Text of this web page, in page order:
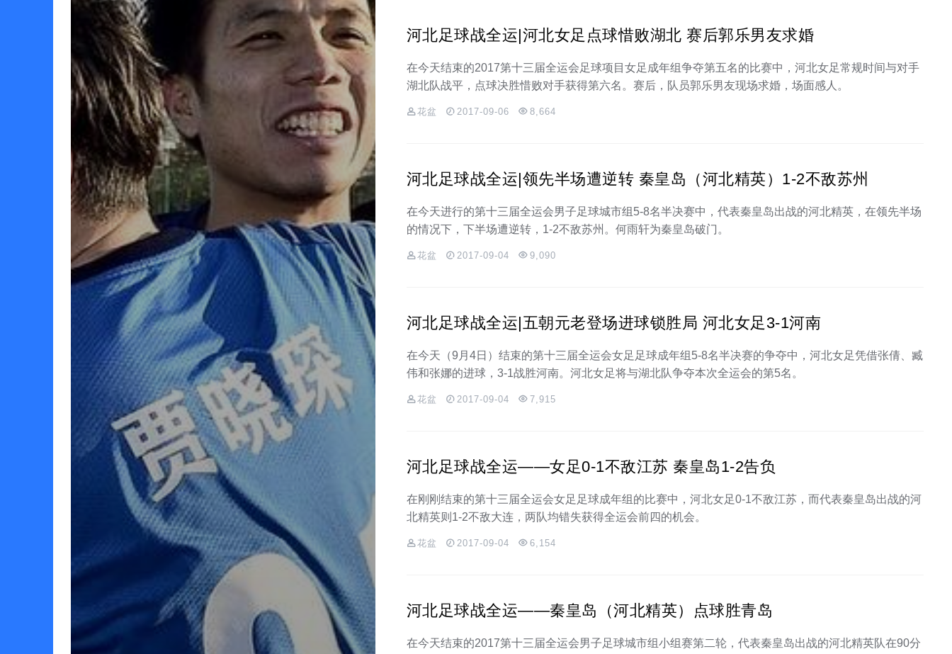
河北足球战全运|河北女足点球惜败湖北 赛后郭乐男友求婚
在今天结束的2017第十三届全运会足球项目女足成年组争夺第五名的比赛中，河北女足常规时间与对手
湖北队战平，点球决胜惜败对手获得第六名。赛后，队员郭乐男友现场求婚，场面感人。
花盆 2017-09-06 8,664
河北足球战全运|领先半场遭逆转 秦皇岛（河北精英）1-2不敌苏州
在今天进行的第十三届全运会男子足球城市组5-8名半决赛中，代表秦皇岛出战的河北精英，在领先半场
的情况下，下半场遭逆转，1-2不敌苏州。何雨轩为秦皇岛破门。
花盆 2017-09-04 9,090
河北足球战全运|五朝元老登场进球锁胜局 河北女足3-1河南
在今天（9月4日）结束的第十三届全运会女足足球成年组5-8名半决赛的争夺中，河北女足凭借张倩、臧
伟和张娜的进球，3-1战胜河南。河北女足将与湖北队争夺本次全运会的第5名。
花盆 2017-09-04 7,915
河北足球战全运——女足0-1不敌江苏 秦皇岛1-2告负
在刚刚结束的第十三届全运会女足足球成年组的比赛中，河北女足0-1不敌江苏，而代表秦皇岛出战的河
北精英则1-2不敌大连，两队均错失获得全运会前四的机会。
花盆 2017-09-04 6,154
河北足球战全运——秦皇岛（河北精英）点球胜青岛
在今天结束的2017第十三届全运会男子足球城市组小组赛第二轮，代表秦皇岛出战的河北精英队在90分